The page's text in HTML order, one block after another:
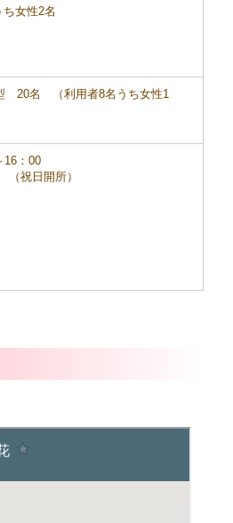
女性2名
20名 （利用者8名うち女性1
：00
祝日開所）